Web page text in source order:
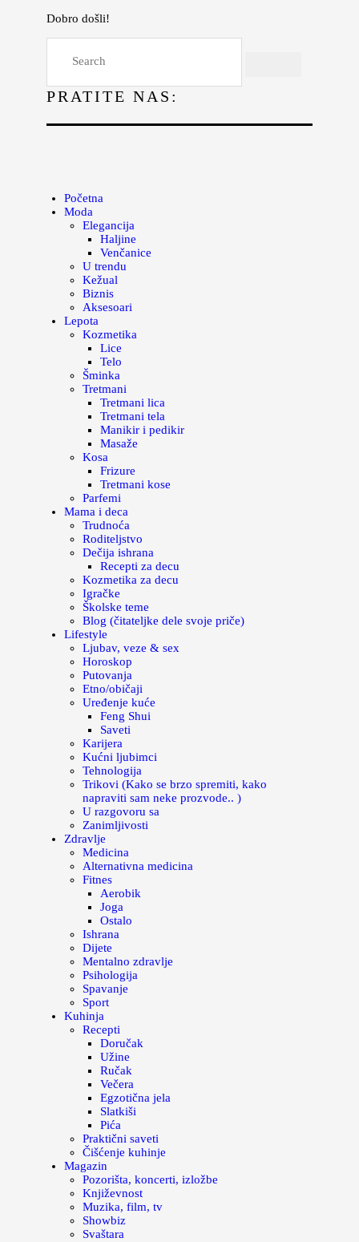
Dobro došli!
PRATITE NAS:
Početna
Moda
Elegancija
Haljine
Venčanice
U trendu
Kežual
Biznis
Aksesoari
Lepota
Kozmetika
Lice
Telo
Šminka
Tretmani
Tretmani lica
Tretmani tela
Manikir i pedikir
Masaže
Kosa
Frizure
Tretmani kose
Parfemi
Mama i deca
Trudnoća
Roditeljstvo
Dečija ishrana
Recepti za decu
Kozmetika za decu
Igračke
Školske teme
Blog (čitateljke dele svoje priče)
Lifestyle
Ljubav, veze & sex
Horoskop
Putovanja
Etno/običaji
Uređenje kuće
Feng Shui
Saveti
Karijera
Kućni ljubimci
Tehnologija
Trikovi (Kako se brzo spremiti, kako
napraviti sam neke prozvode.. )
U razgovoru sa
Zanimljivosti
Zdravlje
Medicina
Alternativna medicina
Fitnes
Aerobik
Joga
Ostalo
Ishrana
Dijete
Mentalno zdravlje
Psihologija
Spavanje
Sport
Kuhinja
Recepti
Doručak
Užine
Ručak
Večera
Egzotična jela
Slatkiši
Pića
Praktični saveti
Čišćenje kuhinje
Magazin
Pozorišta, koncerti, izložbe
Književnost
Muzika, film, tv
Showbiz
Svaštara
Lepota
Kuhinja
Magazin